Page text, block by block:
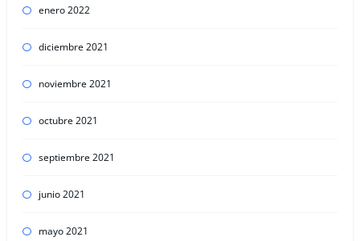
enero 2022
diciembre 2021
noviembre 2021
octubre 2021
septiembre 2021
junio 2021
mayo 2021